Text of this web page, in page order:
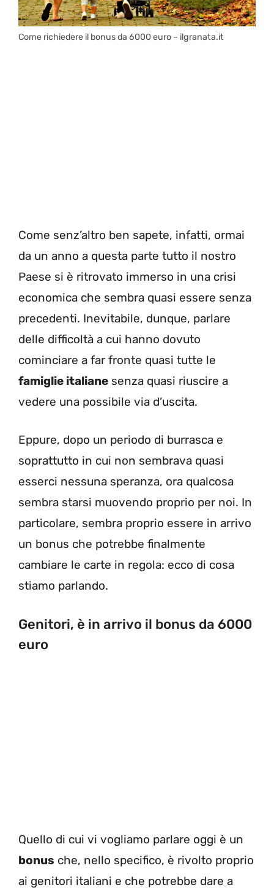
Come richiedere il bonus da 6000 euro – ilgranata.it
Come senz’altro ben sapete, infatti, ormai
da un anno a questa parte tutto il nostro
Paese si è ritrovato immerso in una crisi
economica che sembra quasi essere senza
precedenti. Inevitabile, dunque, parlare
delle difficoltà a cui hanno dovuto
cominciare a far fronte quasi tutte le
famiglie italiane senza quasi riuscire a
vedere una possibile via d’uscita.
Eppure, dopo un periodo di burrasca e
soprattutto in cui non sembrava quasi
esserci nessuna speranza, ora qualcosa
sembra starsi muovendo proprio per noi. In
particolare, sembra proprio essere in arrivo
un bonus che potrebbe finalmente
cambiare le carte in regola: ecco di cosa
stiamo parlando.
Genitori, è in arrivo il bonus da 6000
euro
Quello di cui vi vogliamo parlare oggi è un
bonus che, nello specifico, è rivolto proprio
ai genitori italiani e che potrebbe dare a